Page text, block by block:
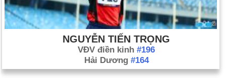
NGUYỄN TIẾN TRỌNG
VĐV điền kinh #196
Hải Dương #164